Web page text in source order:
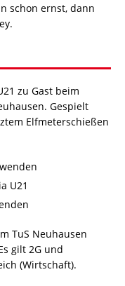
schon ernst, dann
zu Gast beim
Gespielt
Elfmeterschießen
U21
TuS Neuhausen
gilt 2G und
(Wirtschaft).